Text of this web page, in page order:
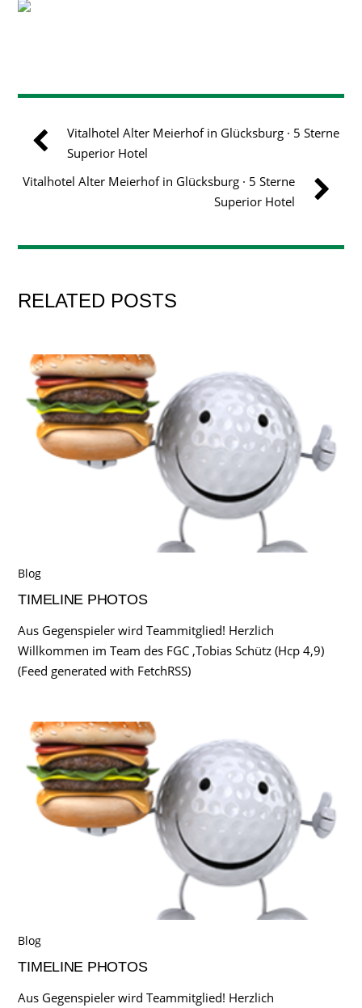
Vitalhotel Alter Meierhof in Glücksburg · 5 Sterne
Superior Hotel
Vitalhotel Alter Meierhof in Glücksburg · 5 Sterne
Superior Hotel
RELATED POSTS
Blog
TIMELINE PHOTOS
Aus Gegenspieler wird Teammitglied! Herzlich
Willkommen im Team des FGC ,Tobias Schütz (Hcp 4,9)
(Feed generated with FetchRSS)
Blog
TIMELINE PHOTOS
Aus Gegenspieler wird Teammitglied! Herzlich